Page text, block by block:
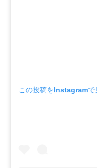
この投稿をInstagramで